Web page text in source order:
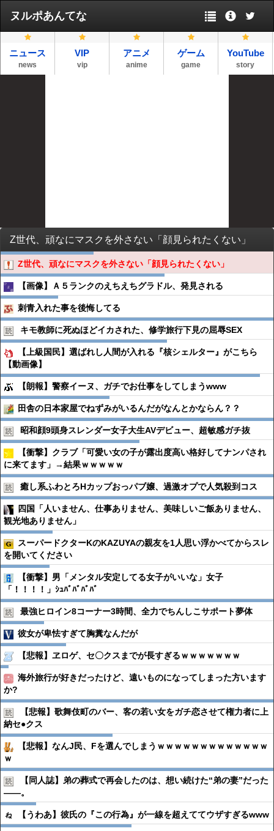
ヌルポあんてな
ニュース
news
VIP
vip
アニメ
anime
ゲーム
game
YouTube
story
Z世代、頑なにマスクを外さない「顔見られたくない」
Z世代、頑なにマスクを外さない「顔見られたくない」
【画像】Ａ５ランクのえちえちグラドル、発見される
刺青入れた事を後悔してる
キモ教師に死ぬほどイカされた、修学旅行下見の屈辱SEX
【上級国民】選ばれし人間が入れる『核シェルター』がこちら
【動画像】
【朗報】警察イーヌ、ガチでお仕事をしてしまうwww
田舎の日本家屋でねずみがいるんだがなんとかならん？？
昭和顔9頭身スレンダー女子大生AVデビュー、超敏感ガチ抜
【衝撃】クラブ「可愛い女の子が露出度高い格好してナンパされ
に来てます」→結果ｗｗｗｗｗ
癒し系ふわとろHカップおっパブ嬢、過激オプで人気殺到コス
四国「人いません、仕事ありません、美味しいご飯ありません、
観光地ありません」
スーパードクターKのKAZUYAの親友を1人思い浮かべてからスレ
を開いてください
【衝撃】男「メンタル安定してる女子がいいな」女子
「！！！！」ｼｭﾊﾞﾊﾞﾊﾞﾊﾞ
最強ヒロイン8コーナー3時間、全力でちんしこサポート夢体
彼女が卑怯すぎて胸糞なんだが
【悲報】ヱロゲ、セ〇クスまでが長すぎるｗｗｗｗｗｗｗ
海外旅行が好きだったけど、遠いものになってしまった方います
か?
【悲報】歌舞伎町のバー、客の若い女をガチ恋させて権力者に上
納セ●︎クス
【悲報】なんJ民、Fを選んでしまうｗｗｗｗｗｗｗｗｗｗｗｗｗ
ｗ
【同人誌】弟の葬式で再会したのは、想い続けた“弟の妻”だった
――。
【うわあ】彼氏の『この行為』が一線を超えててウザすぎるwww